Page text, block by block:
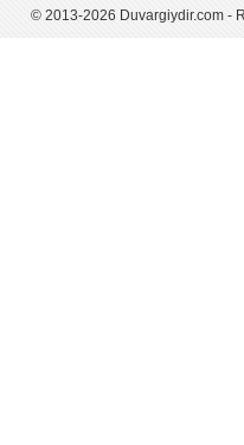
© 2013-2026 Duvargiydir.com -